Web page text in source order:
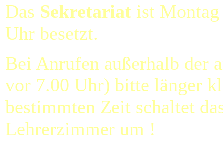
Das Sekretariat ist
Uhr besetzt.
Bei Anrufen außerhalb der
vor 7.00 Uhr) bitte länger
bestimmten Zeit schaltet
Lehrerzimmer um !